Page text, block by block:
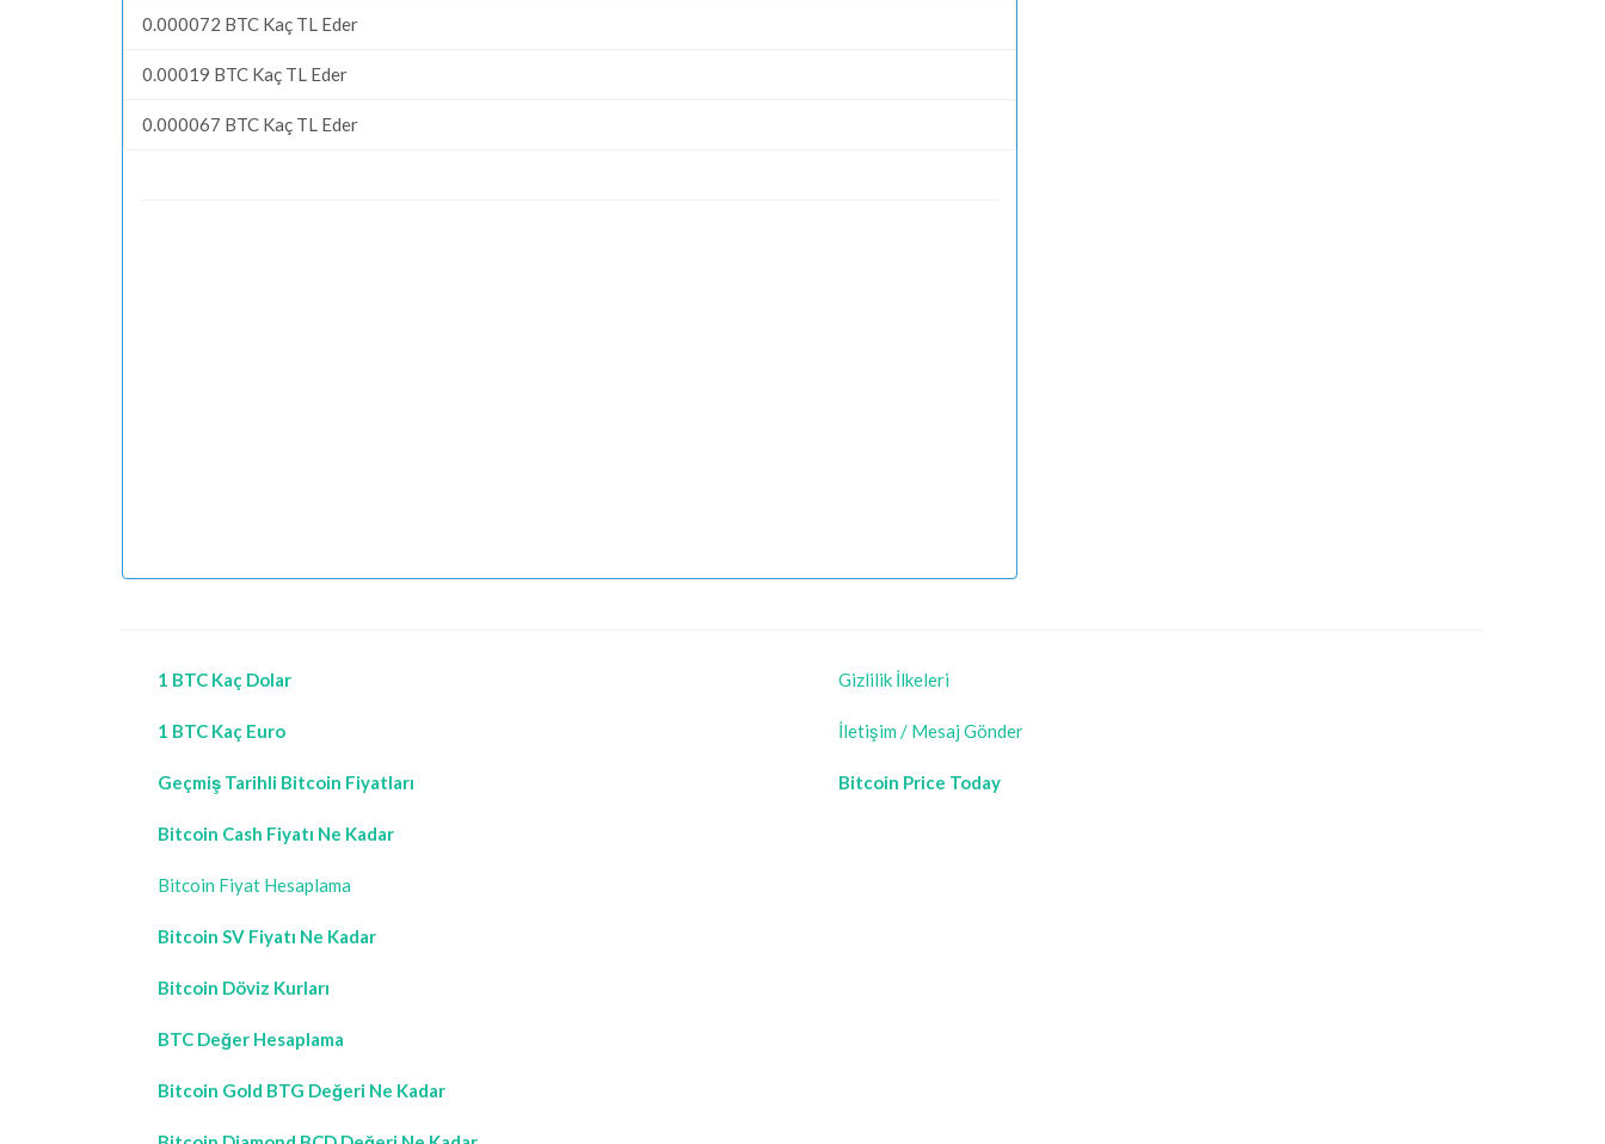
0.000072 BTC Kaç TL Eder
0.00019 BTC Kaç TL Eder
0.000067 BTC Kaç TL Eder
1 BTC Kaç Dolar
1 BTC Kaç Euro
Geçmiş Tarihli Bitcoin Fiyatları
Bitcoin Cash Fiyatı Ne Kadar
Bitcoin Fiyat Hesaplama
Bitcoin SV Fiyatı Ne Kadar
Bitcoin Döviz Kurları
BTC Değer Hesaplama
Bitcoin Gold BTG Değeri Ne Kadar
Gizlilik İlkeleri
İletişim / Mesaj Gönder
Bitcoin Price Today